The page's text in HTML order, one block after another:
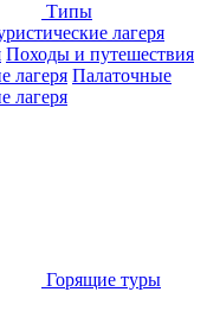
Типы
лагеря
Походы и путешествия
лагеря Палаточные
лагеря
Горящие туры